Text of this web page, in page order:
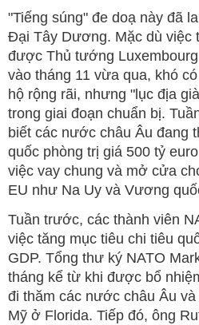
"Tiếng súng" đe doạ này đã
Đại Tây Dương. Mặc dù việc
được Thủ tướng
vào tháng 11 vừa qua, khó
hộ rộng rãi, nhưng "lục địa
trong giai đoạn chuẩn bị.
biết các nước châu Âu đang
quốc phòng trị giá 500 tỷ
việc vay chung và mở cửa
EU như Na Uy và Vương
Tuần trước, các thành viên
việc tăng mục tiêu chi tiêu
GDP. Tổng thư ký NATO
tháng kể từ khi được bổ
đi thăm các nước châu Âu
Mỹ ở Florida. Tiếp đó, ông